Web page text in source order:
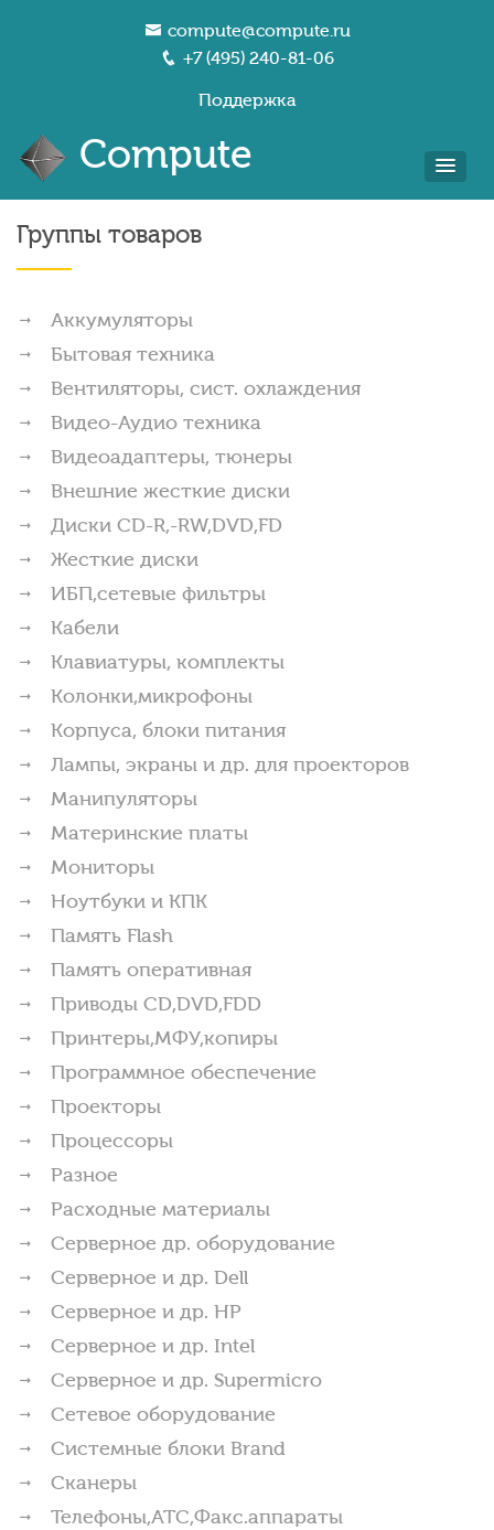
compute@compute.ru
+7 (495) 240-81-06
Поддержка
Compute
Группы товаров
Аккумуляторы
Бытовая техника
Вентиляторы, сист. охлаждения
Видео-Аудио техника
Видеоадаптеры, тюнеры
Внешние жесткие диски
Диски CD-R,-RW,DVD,FD
Жесткие диски
ИБП,сетевые фильтры
Кабели
Клавиатуры, комплекты
Колонки,микрофоны
Корпуса, блоки питания
Лампы, экраны и др. для проекторов
Манипуляторы
Материнские платы
Мониторы
Ноутбуки и КПК
Память Flash
Память оперативная
Приводы CD,DVD,FDD
Принтеры,МФУ,копиры
Программное обеспечение
Проекторы
Процессоры
Разное
Расходные материалы
Серверное др. оборудование
Серверное и др. Dell
Серверное и др. HP
Серверное и др. Intel
Серверное и др. Supermicro
Сетевое оборудование
Системные блоки Brand
Сканеры
Телефоны,АТС,Факс.аппараты